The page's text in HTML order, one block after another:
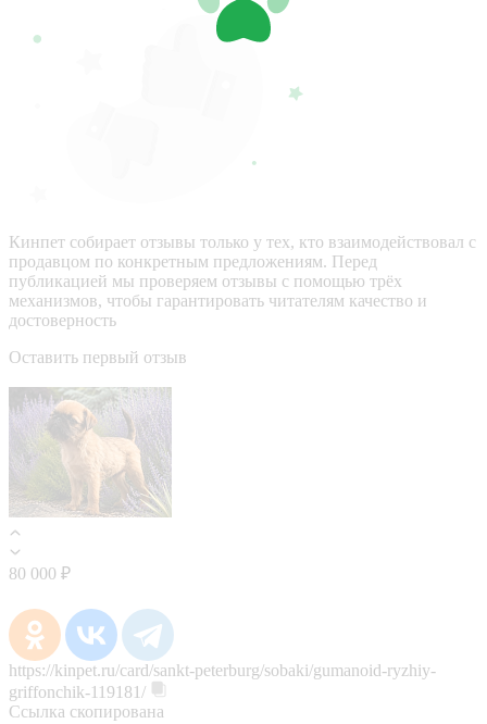
Кинпет собирает отзывы только у тех, кто взаимодействовал с
продавцом по конкретным предложениям. Перед
публикацией мы проверяем отзывы с помощью трёх
механизмов, чтобы гарантировать читателям качество и
достоверность
Оставить первый отзыв
80 000 ₽
https://kinpet.ru/card/sankt-peterburg/sobaki/gumanoid-ryzhiy-
griffonchik-119181/
Ссылка скопирована